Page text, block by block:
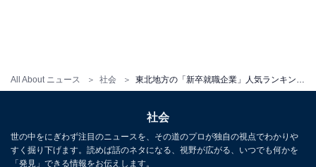
All About ニュース 社会
社会
世の中をにぎわず注目のニュースを、その道のプロが独自の視点でわかりや
すく掘り下げます。読めば話のネタになる、視野が広がる、いつでも何かを
「発見」できる情報をお伝えします。